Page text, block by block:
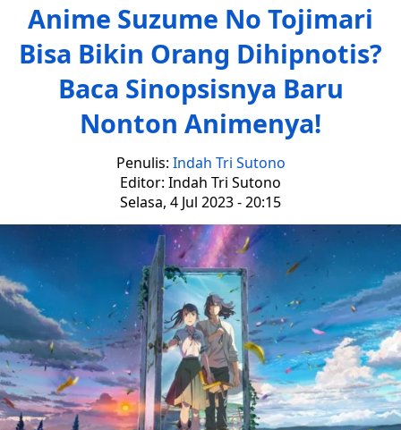
Anime Suzume No Tojimari
Bisa Bikin Orang Dihipnotis?
Baca Sinopsisnya Baru
Nonton Animenya!
Penulis: Indah Tri Sutono
Editor: Indah Tri Sutono
Selasa, 4 Jul 2023 - 20:15